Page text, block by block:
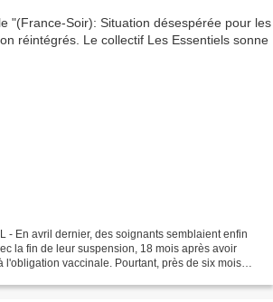
- En avril dernier, des soignants semblaient enfin
la fin de leur suspension, 18 mois après avoir
l'obligation vaccinale. Pourtant, près de six mois